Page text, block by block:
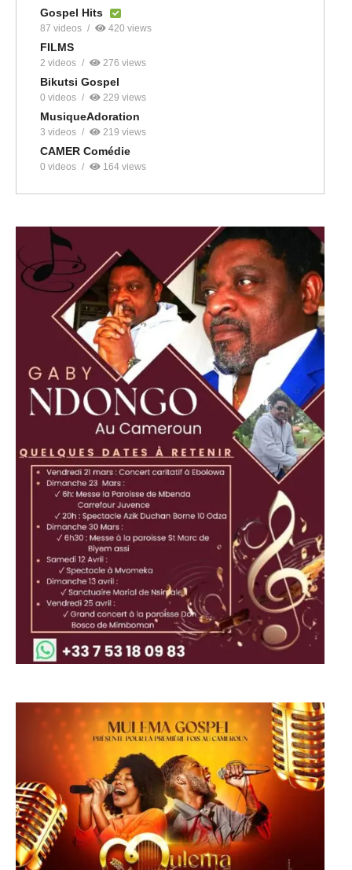
Gospel Hits
87 videos 420 views
FILMS
2 videos 276 views
Bikutsi Gospel
0 videos 229 views
MusiqueAdoration
3 videos 219 views
CAMER Comédie
0 videos 164 views